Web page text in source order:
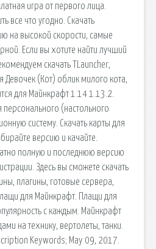
игра от первого лица.
все что угодно. Скачать
на высокой скорости, самые
Если вы хотите найти лучший
скачать TLauncher,
Девочек (Кот) облик милого кота,
для Майнкрафт 1.14 1.13.2.
персонального (настольного
систему. Скачать карты для
версию и качайте.
полную и последнюю версию
Здесь вы сможете скачать
плагины, готовые сервера,
для Майнкрафт. Плащи для
с каждым. Майнкрафт
на технику, вертолеты, танки.
Keywords; May 09, 2017.